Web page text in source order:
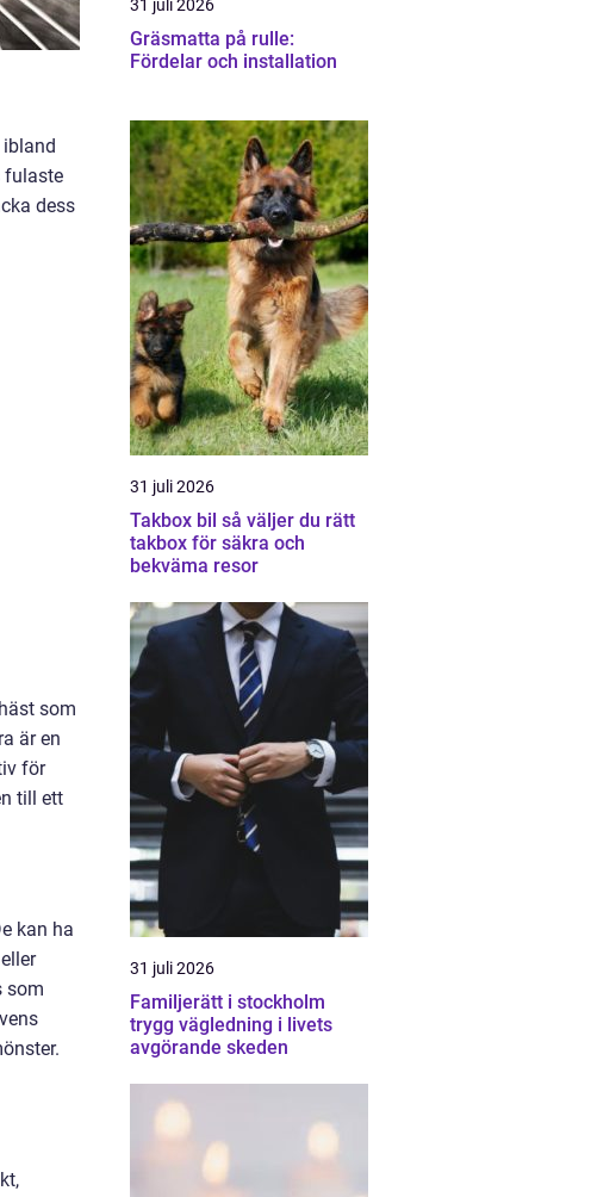
fulaste
dess
som
är en
för
till ett
kan ha
som
31 juli 2026
Gräsmatta på rulle:
Fördelar och installation
31 juli 2026
Takbox bil så väljer du rätt
takbox för säkra och
bekväma resor
31 juli 2026
Familjerätt i stockholm
trygg vägledning i livets
avgörande skeden